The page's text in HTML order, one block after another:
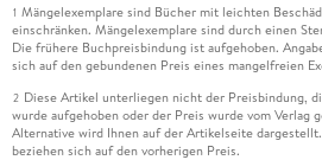
1 Mängelexemplare sind Bücher mit leichten
einschränken. Mängelexemplare sind durch einen
Die frühere Buchpreisbindung ist aufgehoben.
sich auf den gebundenen Preis eines mangelfreien
2 Diese Artikel unterliegen nicht der Preisbindung,
wurde aufgehoben oder der Preis wurde vom Verlag
Alternative wird Ihnen auf der Artikelseite
beziehen sich auf den vorherigen Preis.